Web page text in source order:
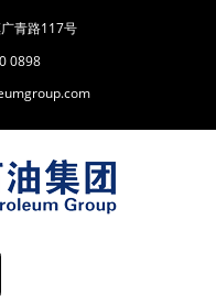
青路117号
0898